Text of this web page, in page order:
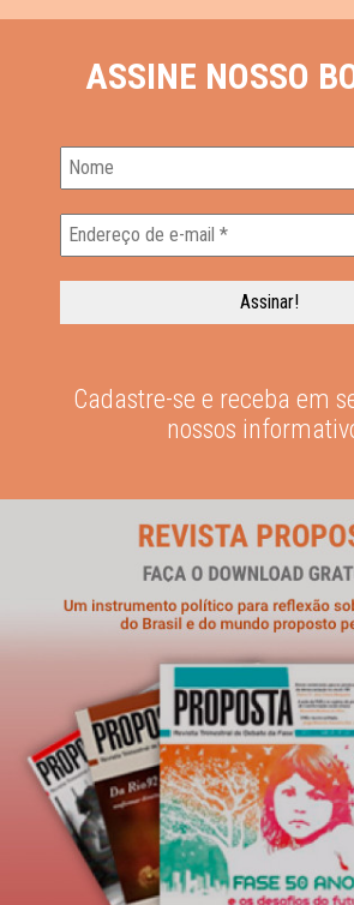
ASSINE NOSSO
Cadastre-se e receba em
nossos